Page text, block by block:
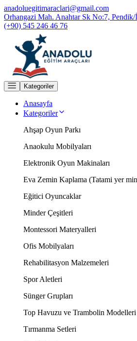
anadoluegitimaraclari@gmail.com
Orhangazi Mah. Anahtar Sk No:7, Pendik/
(+90) 545 246 46 76
Kategoriler
Anasayfa
Kategoriler
Ahşap Oyun Parkı
Anaokulu Mobilyaları
Elektronik Oyun Makinaları
Eva Zemin Kaplama (Tatami yer
Eğitici Oyuncaklar
Minder Çeşitleri
Montessori Materyalleri
Ofis Mobilyaları
Rehabilitasyon Malzemeleri
Spor Aletleri
Sünger Grupları
Top Havuzu ve Trambolin Modelleri
Tırmanma Setleri